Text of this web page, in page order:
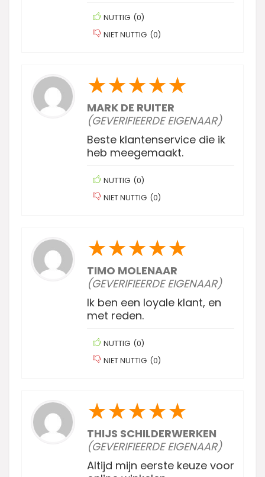
NUTTIG (0)
NIET NUTTIG (0)
★★★★★
MARK DE RUITER
(GEVERIFIEERDE EIGENAAR)
Beste klantenservice die ik
heb meegemaakt.
NUTTIG (0)
NIET NUTTIG (0)
★★★★★
TIMO MOLENAAR
(GEVERIFIEERDE EIGENAAR)
Ik ben een loyale klant, en
met reden.
NUTTIG (0)
NIET NUTTIG (0)
★★★★★
THIJS SCHILDERWERKEN
(GEVERIFIEERDE EIGENAAR)
Altijd mijn eerste keuze voor